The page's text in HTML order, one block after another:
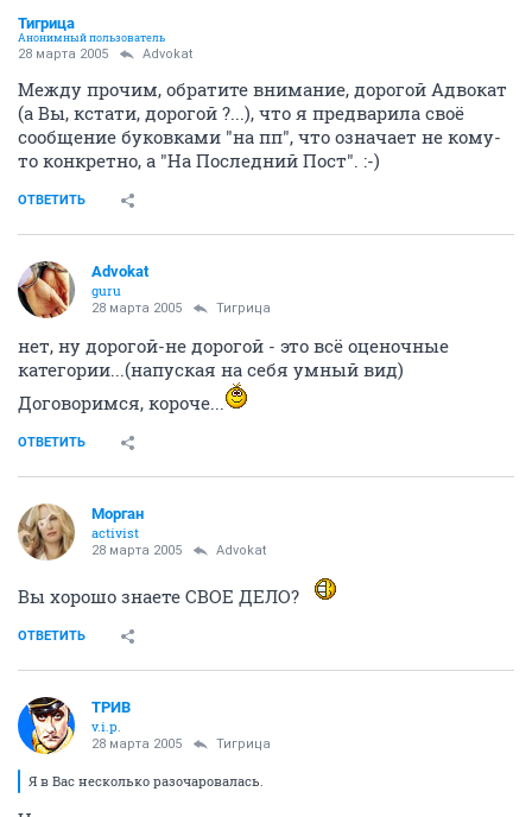
Тигрица
Анонимный пользователь
28 марта 2005 Advokat
Между прочим, обратите внимание, дорогой Адвокат
(а Вы, кстати, дорогой ?...), что я предварила своё
сообщение буковками "на пп", что означает не кому-
то конкретно, а "На Последний Пост". :-)
ОТВЕТИТЬ
Advokat
guru
28 марта 2005 Тигрица
нет, ну дорогой-не дорогой - это всё оценочные
категории...(напуская на себя умный вид)
Договоримся, короче...
ОТВЕТИТЬ
Морган
activist
28 марта 2005 Advokat
Вы хорошо знаете СВОЕ ДЕЛО?
ОТВЕТИТЬ
ТРИВ
v.i.p.
28 марта 2005 Тигрица
Я в Вас несколько разочаровалась.